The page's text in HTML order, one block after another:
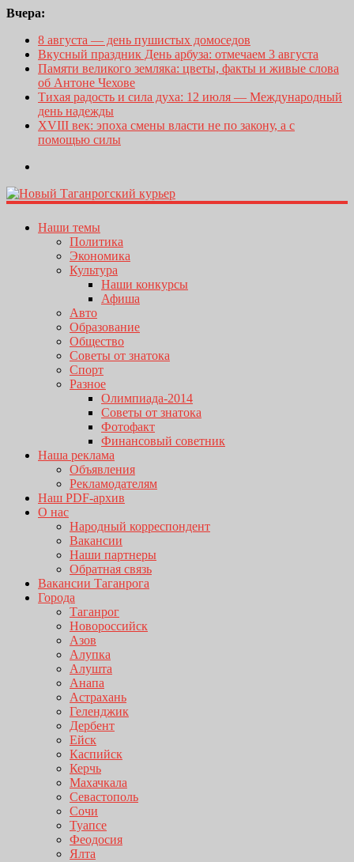
Вчера:
8 августа — день пушистых домоседов
Вкусный праздник День арбуза: отмечаем 3 августа
Памяти великого земляка: цветы, факты и живые слова
об Антоне Чехове
Тихая радость и сила духа: 12 июля — Международный
день надежды
XVIII век: эпоха смены власти не по закону, а с
помощью силы
Наши темы
Политика
Экономика
Культура
Наши конкурсы
Афиша
Авто
Образование
Общество
Советы от знатока
Спорт
Разное
Олимпиада-2014
Советы от знатока
Фотофакт
Финансовый советник
Наша реклама
Объявления
Рекламодателям
Наш PDF-архив
О нас
Народный корреспондент
Вакансии
Наши партнеры
Обратная связь
Вакансии Таганрога
Города
Таганрог
Новороссийск
Азов
Алупка
Алушта
Анапа
Астрахань
Геленджик
Дербент
Ейск
Каспийск
Керчь
Махачкала
Севастополь
Сочи
Туапсе
Феодосия
Ялта